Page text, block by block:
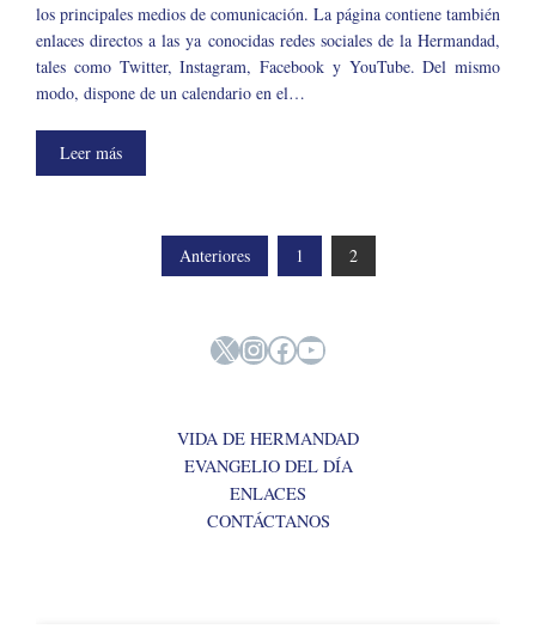
los principales medios de comunicación. La página contiene también
enlaces directos a las ya conocidas redes sociales de la Hermandad,
tales como Twitter, Instagram, Facebook y YouTube. Del mismo
modo, dispone de un calendario en el…
Leer más
PAGINACIÓN
ENTRADAS
Anteriores 1 2
X Instagram
Facebook
YouTube
VIDA DE HERMANDAD
EVANGELIO DEL DÍA
ENLACES
CONTÁCTANOS